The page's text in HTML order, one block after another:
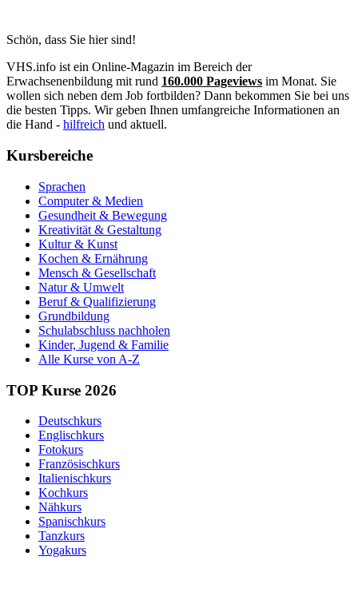
Schön, dass Sie hier sind!
VHS.info ist ein Online-Magazin im Bereich der
Erwachsenenbildung mit rund 160.000 Pageviews im Monat. Sie
wollen sich neben dem Job fortbilden? Dann bekommen Sie bei uns
die besten Tipps. Wir geben Ihnen umfangreiche Informationen an
die Hand - hilfreich und aktuell.
Kursbereiche
Sprachen
Computer & Medien
Gesundheit & Bewegung
Kreativität & Gestaltung
Kultur & Kunst
Kochen & Ernährung
Mensch & Gesellschaft
Natur & Umwelt
Beruf & Qualifizierung
Grundbildung
Schulabschluss nachholen
Kinder, Jugend & Familie
Alle Kurse von A-Z
TOP Kurse 2026
Deutschkurs
Englischkurs
Fotokurs
Französischkurs
Italienischkurs
Kochkurs
Nähkurs
Spanischkurs
Tanzkurs
Yogakurs